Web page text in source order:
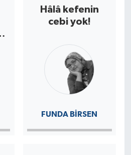
Hâlâ kefenin
cebi yok!
FUNDA BIRSEN